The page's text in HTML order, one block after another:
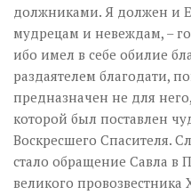
должниками. Я должен и
мудрецам и невеждам, –
ибо имел в себе обилие
раздаятелем благодати,
предназначен не для
которой был поставлен
Воскресшего Спасителя.
стало обращение Савла в
великого провозвестника